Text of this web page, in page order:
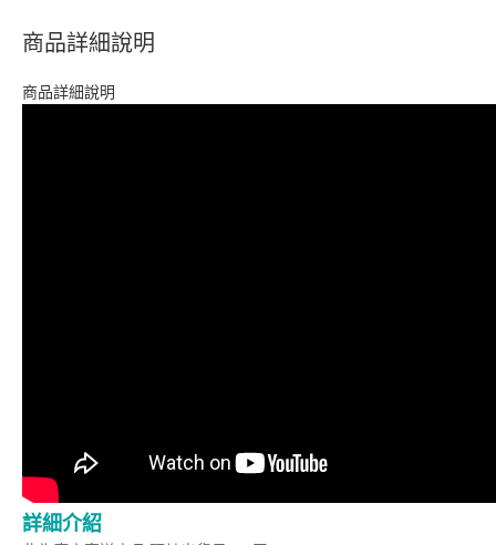
商品詳細說明
商品詳細說明
詳細介紹